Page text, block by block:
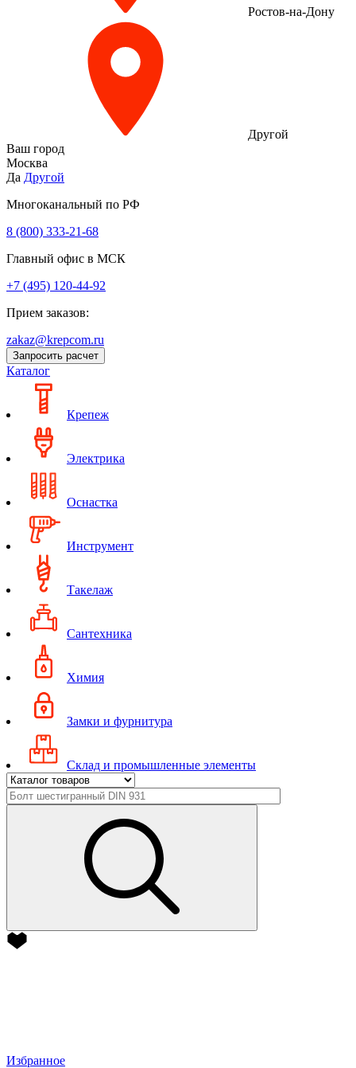
Ростов-на-Дону
Другой
Ваш город
Москва
Да Другой
Многоканальный по РФ
8 (800) 333‑21-68
Главный офис в МСК
+7 (495) 120-44-92
Прием заказов:
zakaz@krepcom.ru
Запросить расчет
Каталог
Крепеж
Электрика
Оснастка
Инструмент
Такелаж
Сантехника
Химия
Замки и фурнитура
Склад и промышленные элементы
Избранное